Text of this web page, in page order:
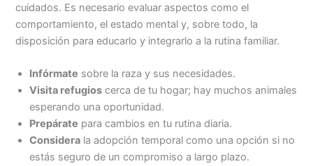
cuidados. Es necesario evaluar aspectos como el
comportamiento, el estado mental y, sobre todo, la
disposición para educarlo y integrarlo a la rutina familiar.
Infórmate sobre la raza y sus necesidades.
Visita refugios cerca de tu hogar; hay muchos animales
esperando una oportunidad.
Prepárate para cambios en tu rutina diaria.
Considera la adopción temporal como una opción si no
estás seguro de un compromiso a largo plazo.